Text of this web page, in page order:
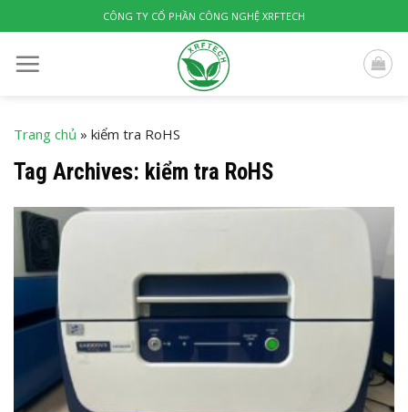
to
content
CÔNG TY CỔ PHẦN CÔNG NGHỆ XRFTECH
Trang chủ » kiểm tra RoHS
Tag Archives: kiểm tra RoHS